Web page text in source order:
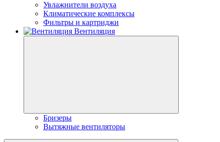
Увлажнители воздуха
Климатические комплексы
Фильтры и картриджи
Вентиляция
Бризеры
Вытяжные вентиляторы